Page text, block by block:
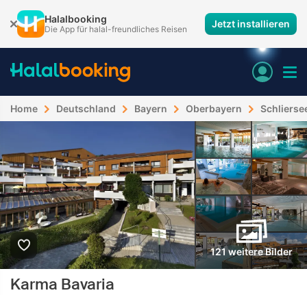
Halalbooking
Die App für halal-freundliches Reisen Jetzt installieren
Home Deutschland Bayern Oberbayern
121 weitere Bilder
Karma Bavaria